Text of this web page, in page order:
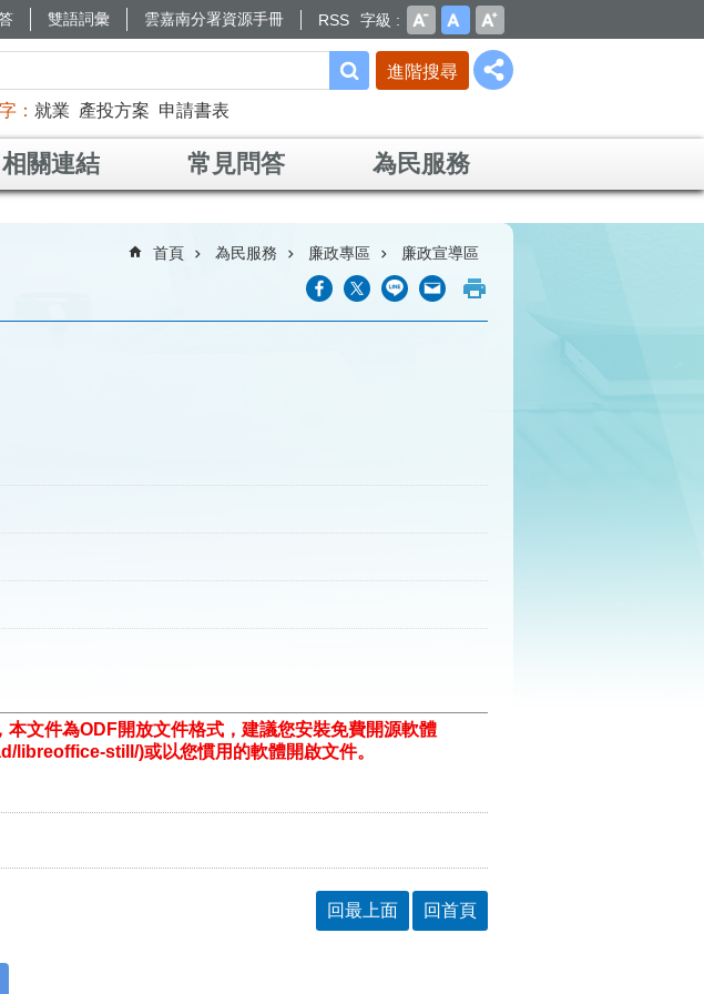
雙語詞彙 雲嘉南分署資源手冊 RSS 字級
進階搜尋
就業 產投方案 申請書表
相關連結 常見問答 為民服務
首頁 為民服務 廉政專區 廉政宣導區
文件為ODF開放文件格式，建議您安裝免費開源軟體
still/)或以您慣用的軟體開啟文件。
回最上面 回首頁